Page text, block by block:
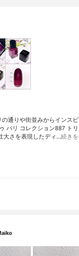
通りや街並みからインスピ
パリ コレクション887 トリ
大さを表現したディ…続きを